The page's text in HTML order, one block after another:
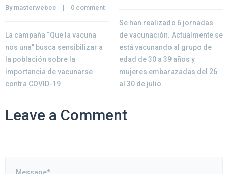
By masterwebcc
    |
0 comment
La campaña “Que la vacuna
nos una” busca sensibilizar a
la población sobre la
importancia de vacunarse
contra COVID-19
Se han realizado 6 jornadas
de vacunación. Actualmente se
está vacunando al grupo de
edad de 30 a 39 años y
mujeres embarazadas del 26
al 30 de julio.
Leave a Comment